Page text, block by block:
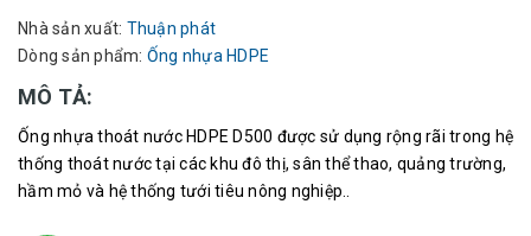
Nhà sản xuất: Thuận phát
Dòng sản phẩm: Ống nhựa HDPE
MÔ TẢ:
Ống nhựa thoát nước HDPE D500 được sử dụng rộng rãi trong hệ
thống thoát nước tại các khu đô thị, sân thể thao, quảng trường,
hầm mỏ và hệ thống tưới tiêu nông nghiệp..